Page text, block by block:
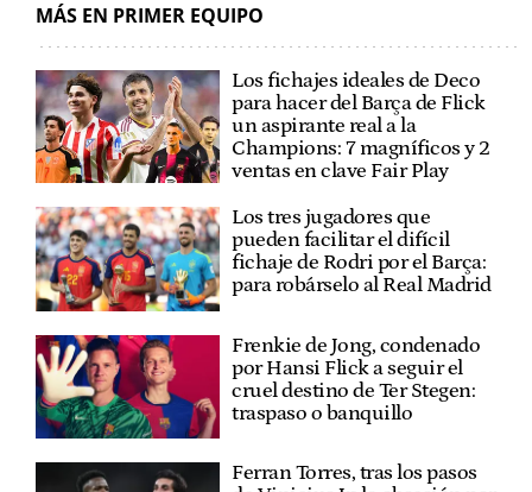
MÁS EN PRIMER EQUIPO
Los fichajes ideales de Deco
para hacer del Barça de Flick
un aspirante real a la
Champions: 7 magníficos y 2
ventas en clave Fair Play
Los tres jugadores que
pueden facilitar el difícil
fichaje de Rodri por el Barça:
para robárselo al Real Madrid
Frenkie de Jong, condenado
por Hansi Flick a seguir el
cruel destino de Ter Stegen:
traspaso o banquillo
Ferran Torres, tras los pasos